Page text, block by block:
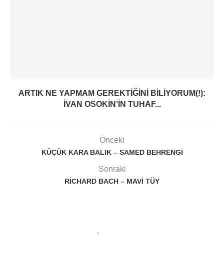
ARTIK NE YAPMAM GEREKTIĞINI BILIYORUM(!):
İVAN OSOKIN’IN TUHAF...
Önceki
KÜÇÜK KARA BALIK – SAMED BEHRENGI
Sonraki
RICHARD BACH – MAVI TÜY